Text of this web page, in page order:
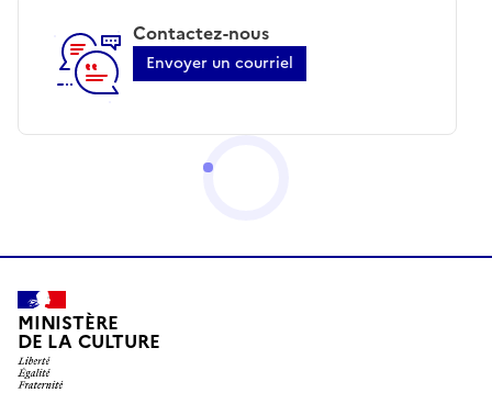
Contactez-nous
Envoyer un courriel
MINISTÈRE
DE LA CULTURE